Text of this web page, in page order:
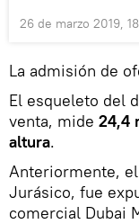
26 de marzo 2019,
La admisión de
El esqueleto del
venta, mide 24,4
altura.
Anteriormente,
Jurásico, fue
comercial Dubai